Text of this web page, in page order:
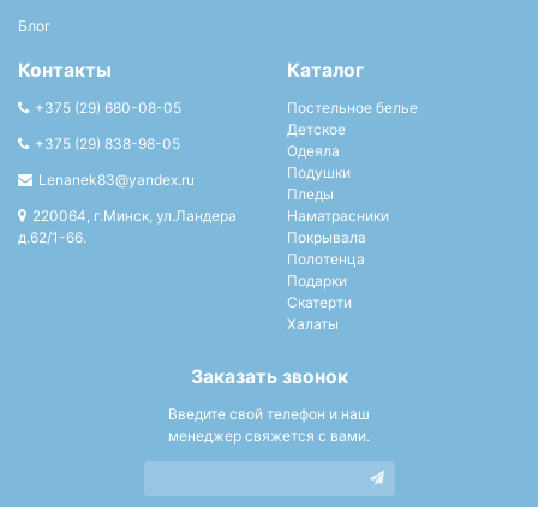
Блог
Контакты
+375 (29) 680-08-05
+375 (29) 838-98-05
Lenanek83@yandex.ru
220064, г.Минск, ул.Ландера
д.62/1-66.
Каталог
Постельное белье
Детское
Одеяла
Подушки
Пледы
Наматрасники
Покрывала
Полотенца
Подарки
Скатерти
Халаты
Заказать звонок
Введите свой телефон и наш
менеджер свяжется с вами.